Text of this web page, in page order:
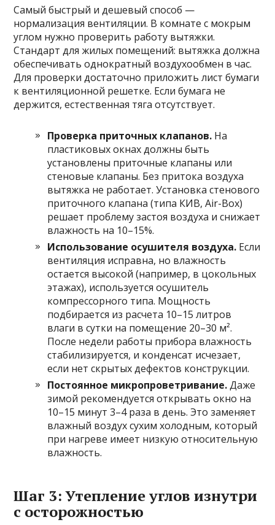
Самый быстрый и дешевый способ —
нормализация вентиляции. В комнате с мокрым
углом нужно проверить работу вытяжки.
Стандарт для жилых помещений: вытяжка должна
обеспечивать однократный воздухообмен в час.
Для проверки достаточно приложить лист бумаги
к вентиляционной решетке. Если бумага не
держится, естественная тяга отсутствует.
Проверка приточных клапанов. На
пластиковых окнах должны быть
установлены приточные клапаны или
стеновые клапаны. Без притока воздуха
вытяжка не работает. Установка стенового
приточного клапана (типа КИВ, Air-Box)
решает проблему застоя воздуха и снижает
влажность на 10–15%.
Использование осушителя воздуха. Если
вентиляция исправна, но влажность
остается высокой (например, в цокольных
этажах), используется осушитель
компрессорного типа. Мощность
подбирается из расчета 10–15 литров
влаги в сутки на помещение 20–30 м².
После недели работы прибора влажность
стабилизируется, и конденсат исчезает,
если нет скрытых дефектов конструкции.
Постоянное микропроветривание.Даже
зимой рекомендуется открывать окно на
10–15 минут 3–4 раза в день. Это заменяет
влажный воздух сухим холодным, который
при нагреве имеет низкую относительную
влажность.
Шаг 3: Утепление углов изнутри
с осторожностью